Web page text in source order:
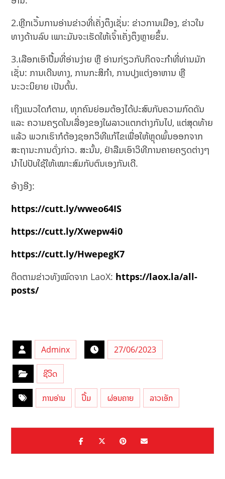
2.ຫຼີກ​ເວັ້ນການ​ອ່ານ​ຂ່າວ​ທີ່​ເຄັ່ງ​ຕຶງ​ເຊັ່ນ: ຂ່າວ​ການ​ເມືອງ, ຂ່າວ​ໃນ
ທາງ​ດ້ານລົບ ເພາະ​ມັນ​ຈະ​ເຮັດ​ໃຫ້​ເຈົ້າ​ເຄັ່ງ​ຕຶງ​ຫຼາຍ​ຂຶ້ນ.
3.ເລືອກ​ເອົາ​ປຶ້ມທີ່​ອ່ານງ່າຍ ຫຼື ອ່ານກ່ຽວກັບກິດຈະກໍາທີ່ທ່ານມັກ
ເຊັ່ນ: ການເດີນທາງ, ການກະສິກຳ, ການປຸງແຕ່ງອາຫານ ຫຼື
ນະວະນິຍາຍ ເປັນຕົ້ນ.
ເຖິງແນວໃດກໍຕາມ, ທຸກຄົນຍ່ອມຕ້ອງໄດ້ປະສົບກັບຄວາມກົດດັນ
ແລະ ຄວາມຄຽດໃນເລື່ອງຂອງໃຜລາວແຕກຕ່າງກັນໄປ, ແຕ່ສຸດທ້າຍ
ແລ້ວ ພວກເຮົາກໍຕ້ອງຊອກວິທີແກ້ໄຂເພື່ອໃຫ້ຫຼຸດພົ້ນອອກຈາກ
ສະຖານະການດັ່ງກ່າວ. ສະນັ້ນ, ຢ່າລືມເອົາວິທີການຄາຍຄຽດຕ່າງໆ
ນຳໄປປັບໃຊ້ໃຫ້ເໝາະສົມກັບຕົນເອງກັນເດີ.
ອ້າງອີງ:
https://cutt.ly/wweo64IS
https://cutt.ly/Xwepw4i0
https://cutt.ly/HwepegK7
ຕິດຕາມຂ່າວທັງໝົດຈາກ LaoX: https://laox.la/all-
posts/
Adminx 27/06/2023
ຊີວິດ
ການອ່ານ ປຶ້ມ ຜ່ອນຄາຍ ລາວເອັກ